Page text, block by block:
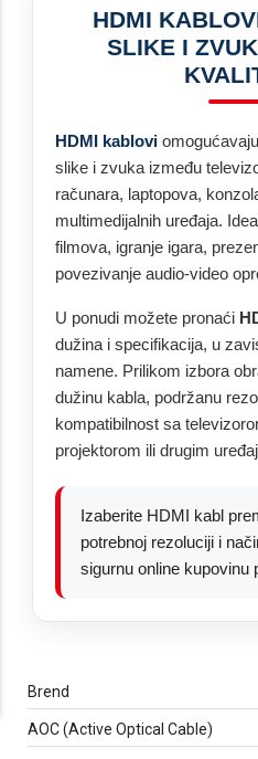
HDMI
SLIKE I
HDMI kablovi
slike i zvuka između
računara, laptopova,
multimedijalnih uređaja.
filmova, igranje igara,
povezivanje audio-video
U ponudi možete pronaći
dužina i specifikacija, u
namene. Prilikom izbora
dužinu kabla, podržanu
kompatibilnost sa
projektorom ili drugim
Izaberite HDMI kabl
potrebnoj rezoluciji i
sigurnu online kupovinu
Brend
AOC (Active Optical Cable)